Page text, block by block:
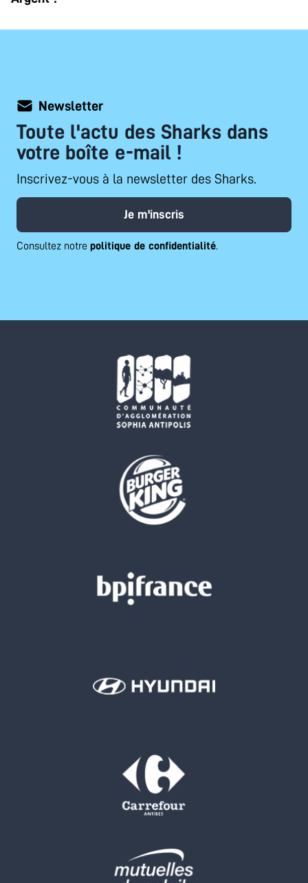
Newsletter
Toute l'actu des Sharks dans
votre boîte e-mail !
Inscrivez-vous à la newsletter des Sharks.
Je m'inscris
Consultez notre politique de confidentialité.